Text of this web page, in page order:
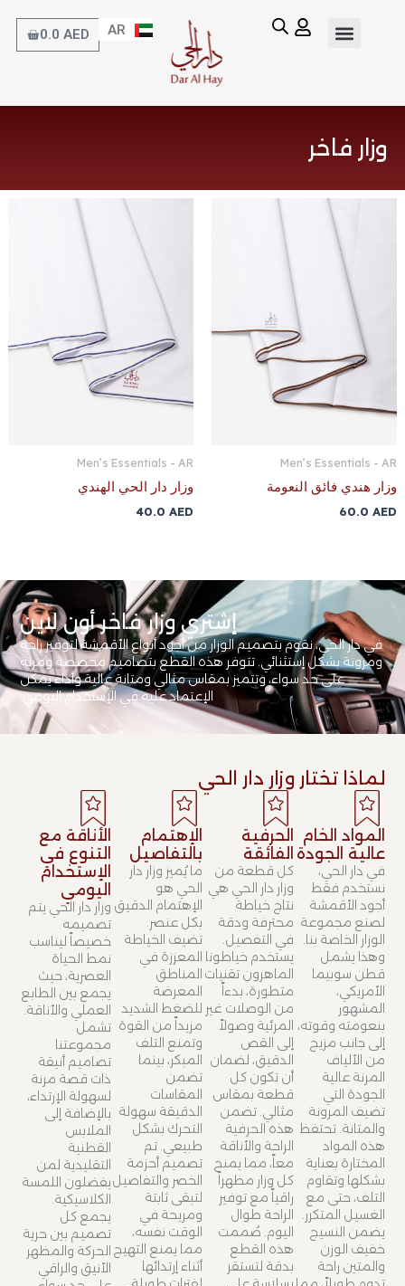
0.0AED
Cart AR
EN
وزار فاخر
Men’s Essentials - AR
وزار هندي فائق النعومة
60.0AED
Men’s Essentials - AR
وزار دار الحي الهندي
40.0 AED
إشتري وزار فاخر أون لاين
في دار الحي، نقوم بتصميم الوزار من أجود أنواع الأقمشة لتوفير راحة
ومرونة بشكل إستثنائي. تتوفر هذه القطع بتصاميم مخصصة ومرنة
على حد سواء، وتتميز بمقاس مثالي ومتانة عالية وأداء يمكن
الإعتماد عليه في الإستخدام اليومي.
لماذا تختار وزار دار الحي
المواد الخام
عالية الجودة
في دار الحي،
نستخدم فقط
أجود الأقمشة
لصنع مجموعة
الوزار الخاصة بنا.
وهذا يشمل
قطن سوبيما
الأمريكي،
المشهور
بنعومته وقوته،
إلى جانب مزيج
من الألياف
المرنة عالية
الجودة التي
تضيف المرونة
والمتانة. تحتفظ
هذه المواد
المختارة بعناية
بشكلها وتقاوم
التلف، حتى مع
الغسيل المتكرر.
يضمن النسيج
خفيف الوزن
والمتين راحة
الحرفية
الفائقة
كل قطعة من
وزار دار الحي هي
نتاج خياطة
محترفة ودقة
في التفصيل.
يستخدم خياطونا
الماهرون تقنيات
متطورة، بدءاً
من الوصلات غير
المرئية وصولاً
إلى القص
الدقيق، لضمان
أن تكون كل
قطعة بمقاس
مثالي. تضمن
هذه الحرفية
الراحة والأناقة
معاً، مما يمنح
كل وزار مظهراً
راقياً مع توفير
الراحة طوال
اليوم. صُممت
هذه القطع
بدقة لتستقر
الإهتمام
بالتفاصيل
ما يُميز وزار دار
الحي هو
الإهتمام الدقيق
بكل عنصر.
تضيف الخياطة
المعززة في
المناطق
المعرضة
للضغط الشديد
مزيداً من القوة
وتمنع التلف
المبكر، بينما
تضمن
المقاسات
الدقيقة سهولة
التحرك بشكل
طبيعي. تم
تصميم أحزمة
الخصر والتفاصيل
لتبقى ثابتة
ومريحة في
الوقت نفسه،
مما يمنع التهيج
أثناء إرتدائها
الأناقة مع
التنوع في
الإستخدام
اليومي
وزار دار الحي يتم
تصميمه
خصيصاً ليناسب
نمط الحياة
العصرية، حيث
يجمع بين الطابع
العملي والأناقة.
تشمل
مجموعتنا
تصاميم أنيقة
ذات قصة مرنة
لسهولة الإرتداء،
بالإضافة إلى
الملابس
القطنية
التقليدية لمن
يفضلون اللمسة
الكلاسيكية.
يجمع كل
تصميم بين حرية
الحركة والمظهر
الأنيق والراقي